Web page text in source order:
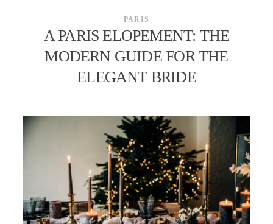
PARIS
A PARIS ELOPEMENT: THE
MODERN GUIDE FOR THE
ELEGANT BRIDE